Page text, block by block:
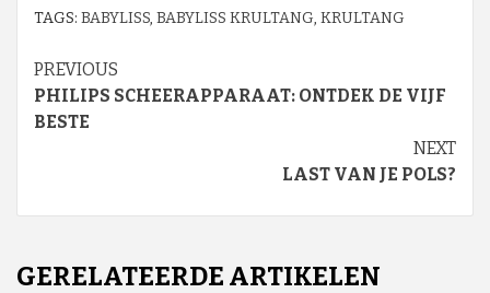
TAGS: BABYLISS, BABYLISS KRULTANG, KRULTANG
Continue
Reading
PREVIOUS
PHILIPS SCHEERAPPARAAT: ONTDEK DE VIJF
BESTE
NEXT
LAST VAN JE POLS?
GERELATEERDE ARTIKELEN